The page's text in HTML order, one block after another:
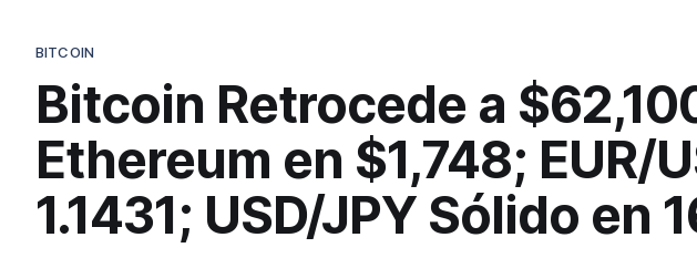
BITCOIN
Bitcoin Retrocede a
Ethereum en $1,748; EUR/
1.1431; USD/JPY Sólido en